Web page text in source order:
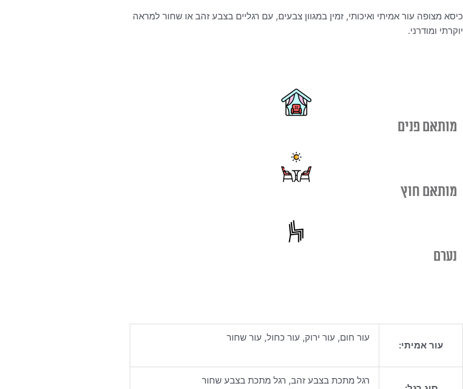
כיסא מצופה עור אמיתי ואיכותי, זמין במגוון צבעים, עם רגליים בצבע זהב או שחור למראה
יוקרתי ומודרני.
מותאם פנים
מותאם חוץ
נערם
עור אמיתי:
עור חום, עור ירוק, עור כחול, עור שחור
רגל מתכת בצבע זהב, רגל מתכת בצבע שחור